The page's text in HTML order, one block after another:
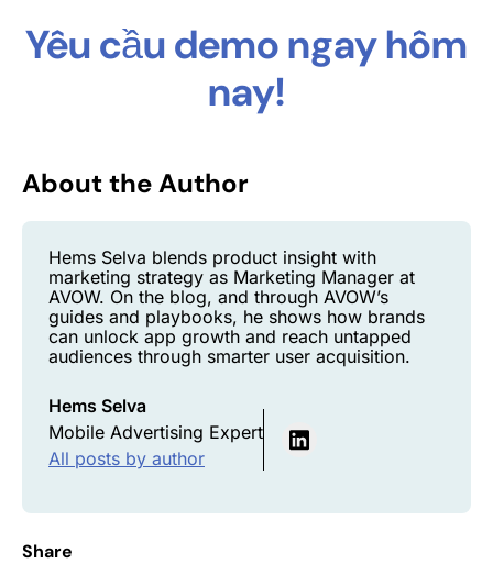
Yêu cầu demo ngay hôm
nay!
About the Author
Hems Selva blends product insight with
marketing strategy as Marketing Manager at
AVOW. On the blog, and through AVOW’s
guides and playbooks, he shows how brands
can unlock app growth and reach untapped
audiences through smarter user acquisition.
Hems Selva
Mobile Advertising Expert
All posts by author
Share